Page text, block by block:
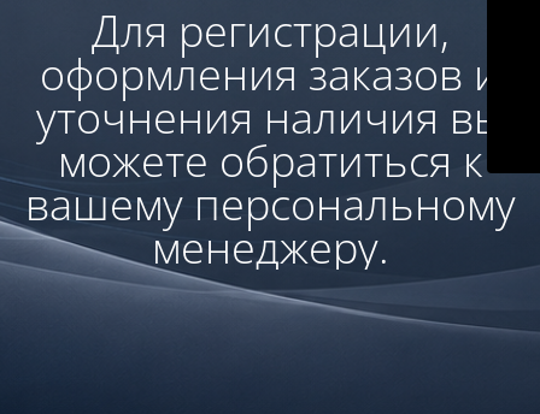
Для регистрации,
оформления заказов и
уточнения наличия вы
можете обратиться к
вашему персональному
менеджеру.